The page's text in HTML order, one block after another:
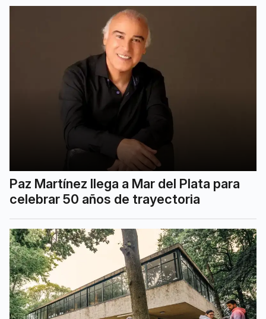
Paz Martínez llega a Mar del Plata para
celebrar 50 años de trayectoria